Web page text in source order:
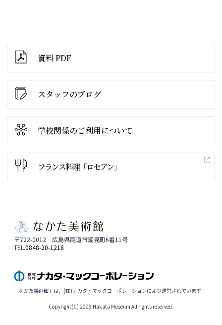
資料 PDF
スタッフのブログ
学校関係のご利用について
フランス料理「ロセアン」
〒722-0012 広島県尾道市潮見町6番11号
TEL.0848-20-1218
「なかた美術館」は、(株)ナカタ・マックコーポレーションにより運営されています
Copyright(C) 2009 Nakata Museum All rights reserved.